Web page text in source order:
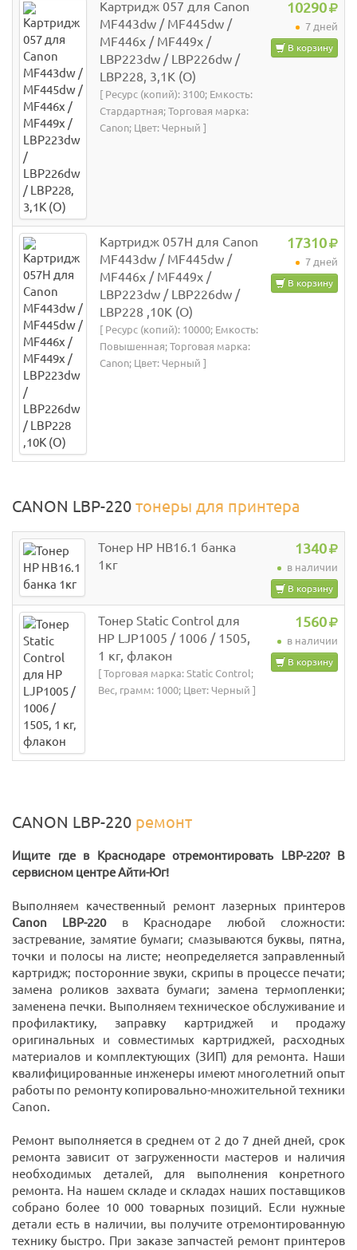
Картридж 057 для Canon
MF443dw / MF445dw /
MF446x / MF449x /
LBP223dw / LBP226dw /
LBP228, 3,1К (О)
[ Ресурс (копий): 3100; Емкость:
Стардартная; Торговая марка:
Canon; Цвет: Черный ]
10290
7 дней
В корзину
Картридж 057H для Canon
MF443dw / MF445dw /
MF446x / MF449x /
LBP223dw / LBP226dw /
LBP228 ,10К (О)
[ Ресурс (копий): 10000; Емкость:
Повышенная; Торговая марка:
Canon; Цвет: Черный ]
17310
7 дней
В корзину
CANON LBP-220 тонеры для принтера
Тонер HP HB16.1 банка
1кг
1340
в наличии
В корзину
Тонер Static Control для
HP LJP1005 / 1006 / 1505,
1 кг, флакон
[ Торговая марка: Static Control;
Вес, грамм: 1000; Цвет: Черный ]
1560
в наличии
В корзину
CANON LBP-220 ремонт
Ищите где в Краснодаре отремонтировать LBP-220? В
сервисном центре Айти-Юг!
Выполняем качественный ремонт лазерных принтеров
Canon LBP-220в Краснодаре любой сложности:
застревание, замятие бумаги; смазываются буквы, пятна,
точки и полосы на листе; неопределяется заправленный
картридж; посторонние звуки, скрипы в процессе печати;
замена роликов захвата бумаги; замена термопленки;
заменена печки. Выполняем техническое обслуживание и
профилактику, заправку картриджей и продажу
оригинальных и совместимых картриджей, расходных
материалов и комплектующих (ЗИП) для ремонта. Наши
квалифицированные инженеры имеют многолетний опыт
работы по ремонту копировально-множительной техники
Canon.
Ремонт выполняется в среднем от 2 до 7 дней дней, срок
ремонта зависит от загруженности мастеров и наличия
необходимых деталей, для выполнения конретного
ремонта. На нашем складе и складах наших поставщиков
собрано более 10 000 товарных позиций. Если нужные
детали есть в наличии, вы получите отремонтированную
технику быстро. При заказе запчастей ремонт принтеров